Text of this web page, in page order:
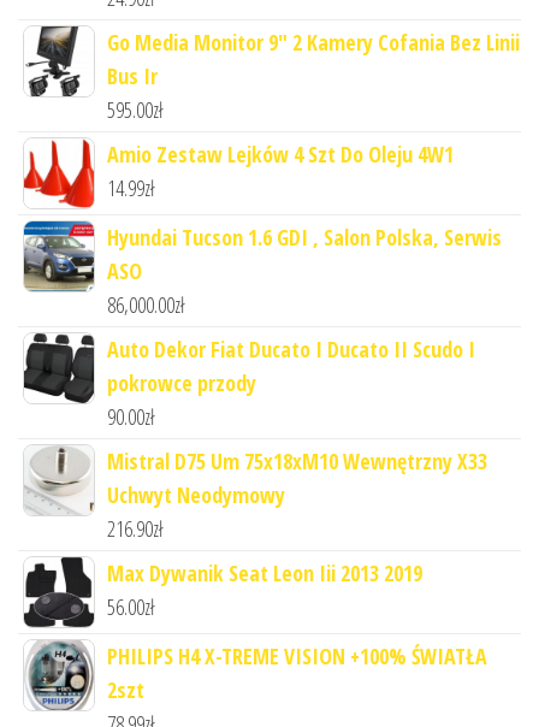
Go Media Monitor 9" 2 Kamery Cofania Bez Linii
Bus Ir
595.00zł
Amio Zestaw Lejków 4 Szt Do Oleju 4W1
14.99zł
Hyundai Tucson 1.6 GDI , Salon Polska, Serwis
ASO
86,000.00zł
Auto Dekor Fiat Ducato I Ducato II Scudo I
pokrowce przody
90.00zł
Mistral D75 Um 75x18xM10 Wewnętrzny X33
Uchwyt Neodymowy
216.90zł
Max Dywanik Seat Leon Iii 2013 2019
56.00zł
PHILIPS H4 X-TREME VISION +100% ŚWIATŁA
2szt